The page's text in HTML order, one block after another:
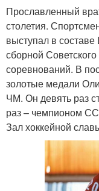
Прославленный
столетия.
выступал в
сборной
соревнований. В
золотые медали
ЧМ. Он девять раз
раз – чемпионом
Зал хоккейной